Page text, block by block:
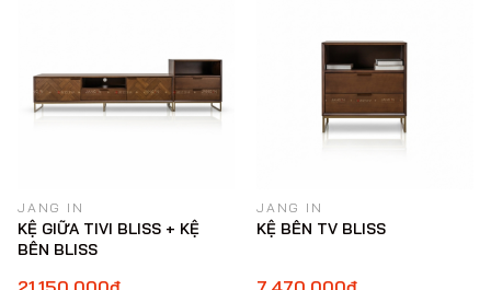
JANG IN
KỆ GIỮA TIVI BLISS + KỆ
BÊN BLISS
JANG IN
KỆ BÊN TV BLISS